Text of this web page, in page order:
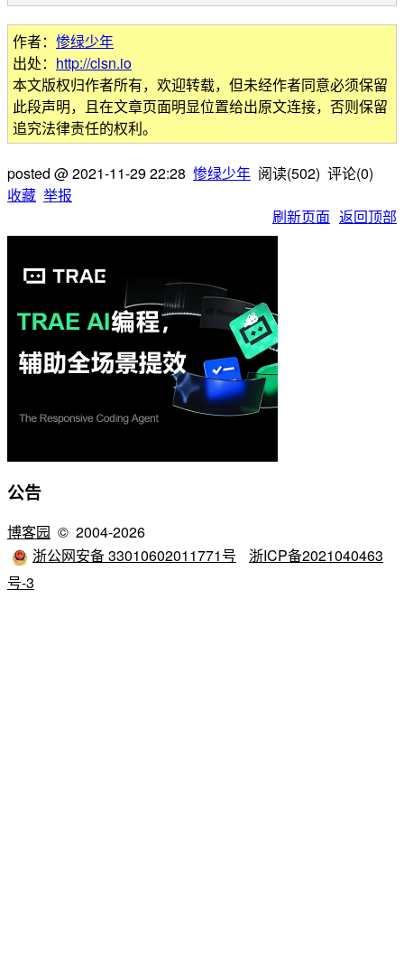
作者： 惨绿少年
出处： http://clsn.io
本文版权归作者所有，欢迎转载，但未经作者同意必须保留
此段声明，且在文章页面明显位置给出原文连接，否则保留
追究法律责任的权利。
posted @2021-11-29 22:28 惨绿少年 阅读(502) 评论(0)
收藏 举报
刷新页面 返回顶部
公告
博客园 © 2004-2026
浙公网安备 33010602011771号
浙ICP备2021040463
号-3